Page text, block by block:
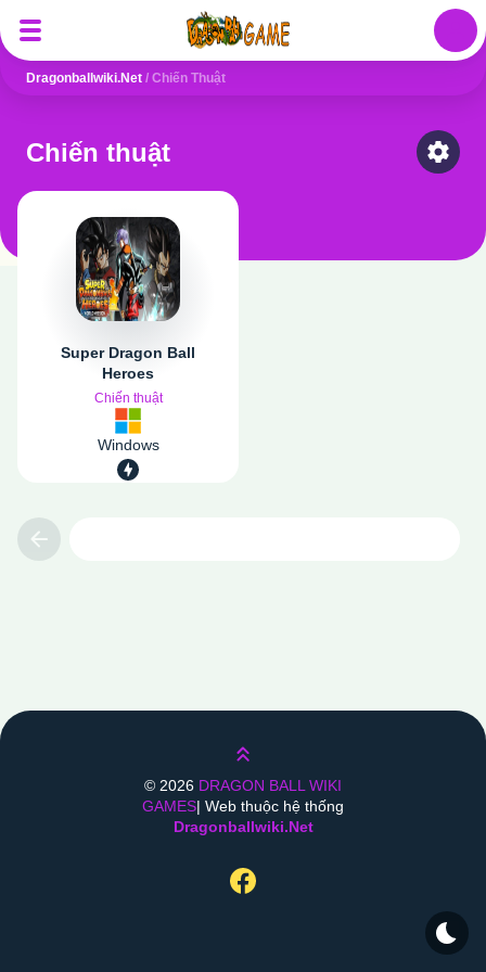
Dragonballwiki.net / Chiến Thuật
Chiến thuật
Select
Super Dragon Ball
Heroes
Chiến thuật
Windows
Lên trên
© 2026 DRAGON BALL WIKI
GAMES| Web thuộc hệ thống
Dragonballwiki.net